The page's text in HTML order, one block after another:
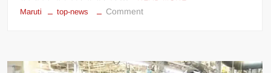
Maruti top-news Commenton
प्लान: